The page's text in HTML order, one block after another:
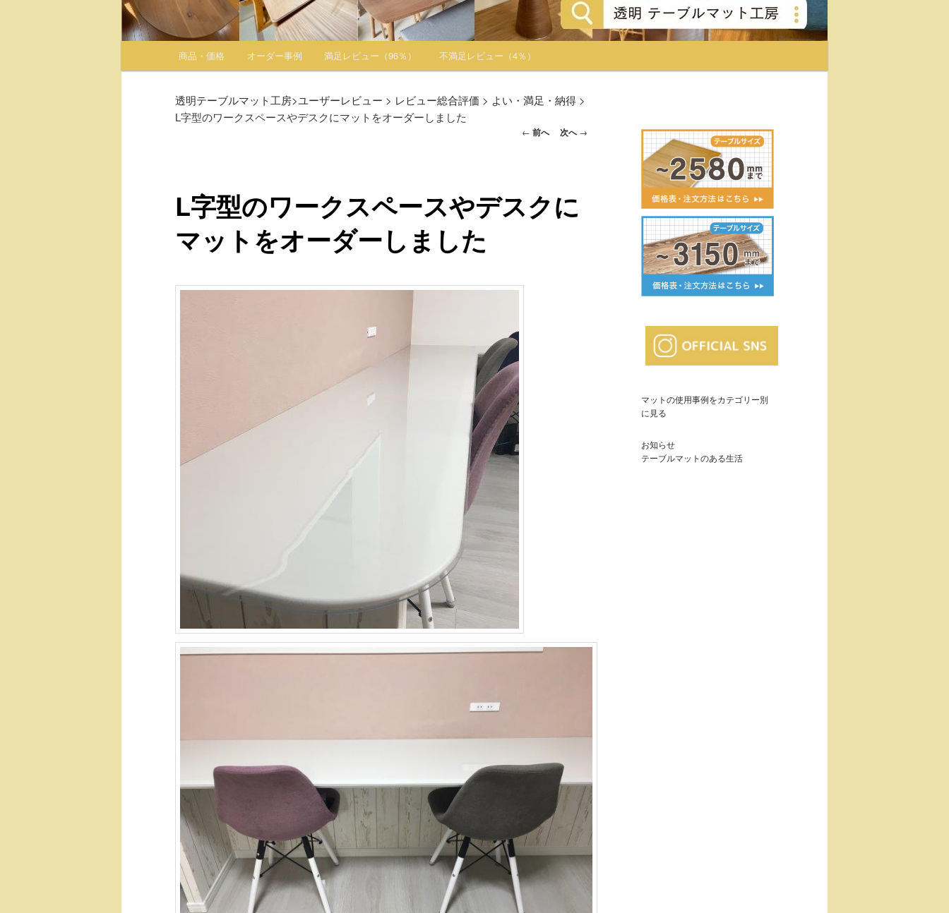
メインメニュー
メインコンテンツへ移動
サブコンテンツへ移動
商品・価格 オーダー事例 満足レビュー（96％） 不満足レビュー（4％）
透明テーブルマット工房>ユーザーレビュー > レビュー総合評価 > よい・満足・納得 >
L字型のワークスペースやデスクにマットをオーダーしました
投稿ナビゲー
← 前へ 次へ→
L字型のワークスペースやデスクに
マットをオーダーしました
マットの使用事例をカテゴリー別
に見る
お知らせ
テーブルマットのある生活